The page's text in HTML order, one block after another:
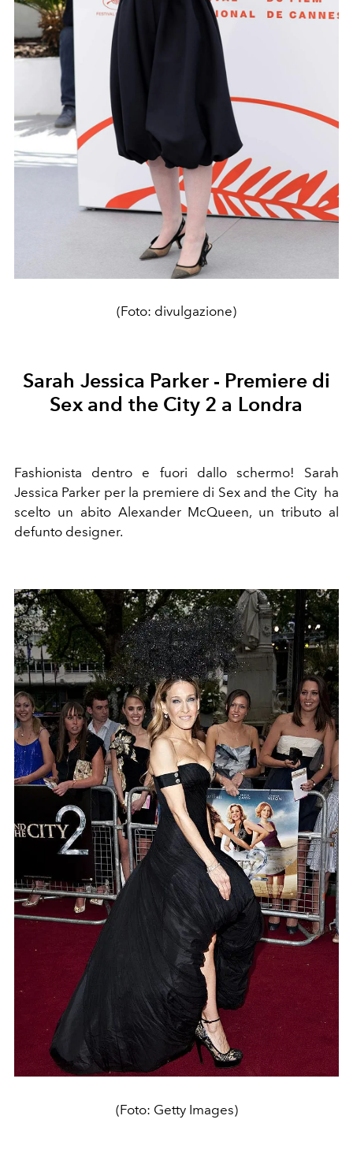
(Foto: divulgazione)
Sarah Jessica Parker - Premiere di
Sex and the City 2 a Londra
Fashionista dentro e fuori dallo schermo! Sarah
Jessica Parker per la premiere di Sex and the City ha
scelto un abito Alexander McQueen, un tributo al
defunto designer.
(Foto: Getty Images)